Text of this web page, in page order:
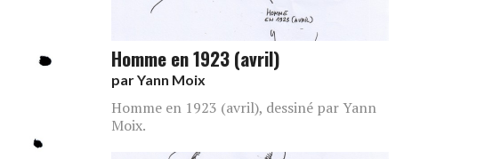
Homme en 1923 (avril)
parYann Moix
Homme en 1923 (avril), dessiné par Yann
Moix.